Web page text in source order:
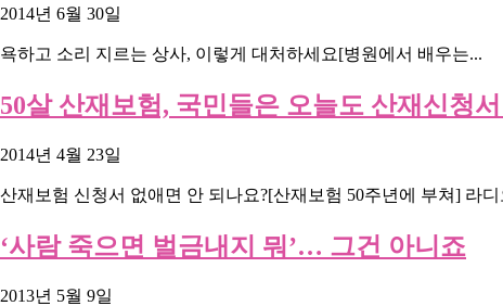
2014년 6월 30일
욕하고 소리 지르는 상사, 이렇게 대처하세요[병원에서 배우는...
50살 산재보험, 국민들은 오늘도 산재신청
2014년 4월 23일
산재보험 신청서 없애면 안 되나요?[산재보험 50주년에 부쳐] 라디
‘사람 죽으면 벌금내지 뭐’… 그건 아니죠
2013년 5월 9일